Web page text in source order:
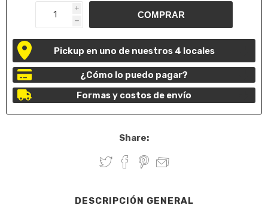
i
h
Pickup en uno de nuestros 4 locales
¿Cómo lo puedo pagar?
Formas y costos de envío
Share:
DESCRIPCIÓN GENERAL